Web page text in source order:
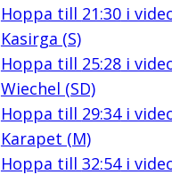
Hoppa till 21:30i
Kasirga (S)
Hoppa till 25:28i
Wiechel (SD)
Hoppa till 29:34i
Karapet (M)
Hoppa till 32:54i